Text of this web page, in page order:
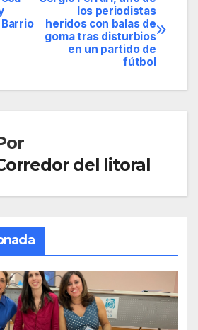
los periodistas
heridos con balas de
goma tras disturbios
en un partido de
fútbol
del litoral